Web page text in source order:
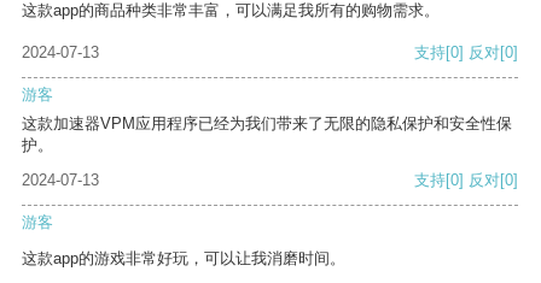
这款app的商品种类非常丰富，可以满足我所有的购物需求。
2024-07-13 支持[0] 反对[0]
游客
这款加速器VPM应用程序已经为我们带来了无限的隐私保护和安全性保
护。
2024-07-13
支持[0] 反对[0]
游客
这款app的游戏非常好玩，可以让我消磨时间。